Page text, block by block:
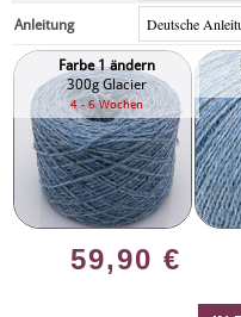
Anleitung
Farbe 1 ändern
300g Glacier
4 - 6 Wochen
59,90 €